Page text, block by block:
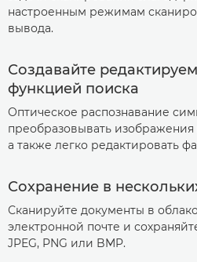
настроенным режимам
вывода.
Создавайте
функцией поиска
Оптическое распознавание
преобразовывать
а также легко редактировать
Сохранение в
Сканируйте документы в
электронной почте и
JPEG, PNG или BMP.